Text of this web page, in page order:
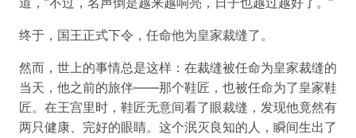
终于，国王正式下令，任命他为皇家裁缝了。
然而，世上的事情总是这样：在裁缝被任命为皇家裁缝的
当天，他之前的旅伴——那个鞋匠，也被任命为了皇家鞋
匠。在王宫里时，鞋匠无意间看了眼裁缝，发现他竟然有
两只健康、完好的眼睛。这个泯灭良知的人，瞬间生出了